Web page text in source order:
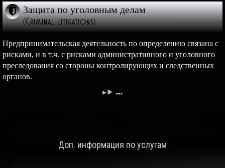
Защита по уголовным делам
(Criminal litigations)
Предпринимательская деятельность по определению связана с
рисками, и в т.ч. с рисками административного и уголовного
преследования со стороны контролирующих и следственных
органов.
Доп. информация по услугам